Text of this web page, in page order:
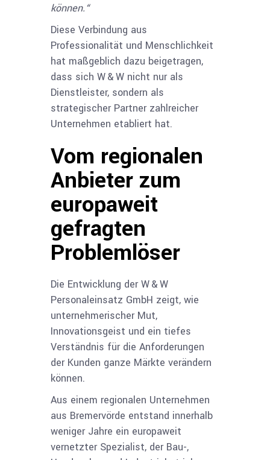
können.“
Diese Verbindung aus
Professionalität und Menschlichkeit
hat maßgeblich dazu beigetragen,
dass sich W & W nicht nur als
Dienstleister, sondern als
strategischer Partner zahlreicher
Unternehmen etabliert hat.
Vom regionalen
Anbieter zum
europaweit
gefragten
Problemlöser
Die Entwicklung der W & W
Personaleinsatz GmbH zeigt, wie
unternehmerischer Mut,
Innovationsgeist und ein tiefes
Verständnis für die Anforderungen
der Kunden ganze Märkte verändern
können.
Aus einem regionalen Unternehmen
aus Bremervörde entstand innerhalb
weniger Jahre ein europaweit
vernetzter Spezialist, der Bau-,